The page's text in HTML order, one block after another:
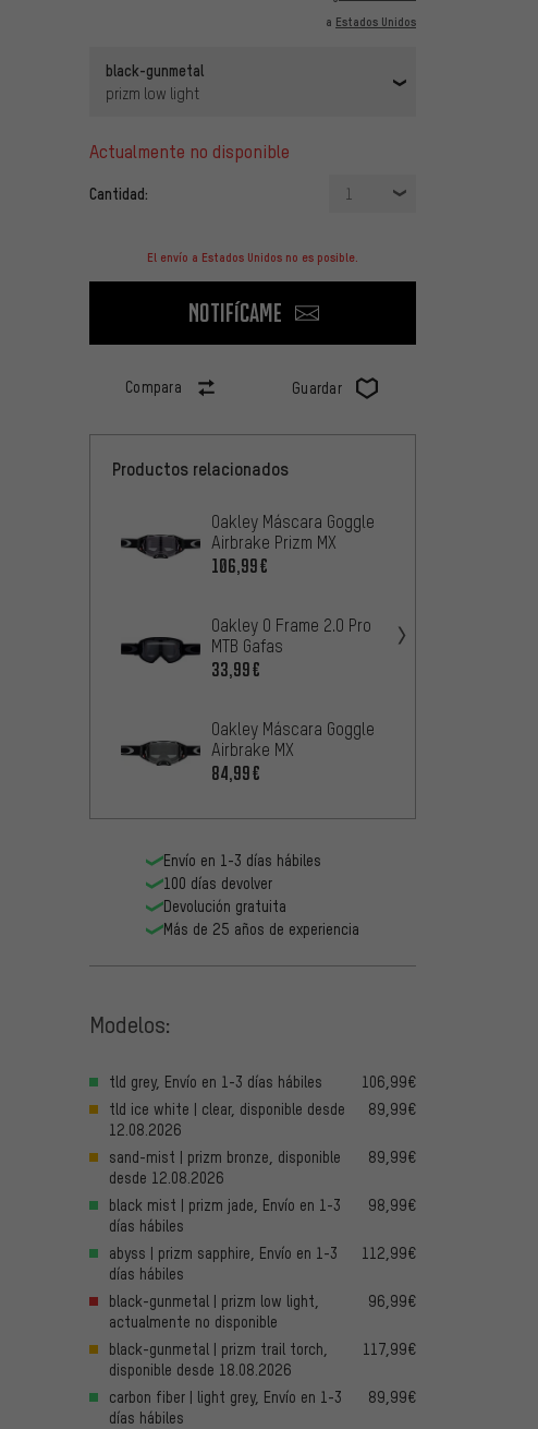
a Estados Unidos
black-gunmetal
prizm low light
actualmente no disponible
Cantidad: 1
El envío a Estados Unidos no es posible.
Notifícame
Compara Guardar
Productos relacionados
Oakley Máscara Goggle
Airbrake Prizm MX
106,99€
Oakley O Frame 2.0 Pro
MTB Gafas
33,99€
Oakley Máscara Goggle
Airbrake MX
84,99€
Envío en 1-3 días hábiles
100 días devolver
Devolución gratuita
Más de 25 años de experiencia
Modelos:
tld grey, Envío en 1-3 días hábiles
106,99€
tld ice white | clear, disponible desde
12.08.2026
89,99€
sand-mist | prizm bronze, disponible
desde 12.08.2026
89,99€
black mist | prizm jade, Envío en 1-3
días hábiles
98,99€
abyss | prizm sapphire, Envío en 1-3
días hábiles
112,99€
black-gunmetal | prizm low light,
actualmente no disponible
96,99€
black-gunmetal | prizm trail torch,
disponible desde 18.08.2026
117,99€
carbon fiber | light grey, Envío en 1-3
días hábiles
89,99€